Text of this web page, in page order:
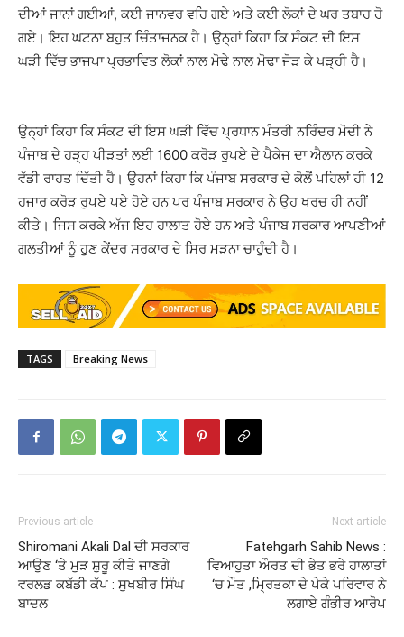
ਦੀਆਂ ਜਾਨਾਂ ਗਈਆਂ, ਕਈ ਜਾਨਵਰ ਵਹਿ ਗਏ ਅਤੇ ਕਈ ਲੋਕਾਂ ਦੇ ਘਰ ਤਬਾਹ ਹੋ
ਗਏ। ਇਹ ਘਟਨਾ ਬਹੁਤ ਚਿੰਤਾਜਨਕ ਹੈ। ਉਨ੍ਹਾਂ ਕਿਹਾ ਕਿ ਸੰਕਟ ਦੀ ਇਸ
ਘੜੀ ਵਿੱਚ ਭਾਜਪਾ ਪ੍ਰਭਾਵਿਤ ਲੋਕਾਂ ਨਾਲ ਮੋਢੇ ਨਾਲ ਮੋਢਾ ਜੋੜ ਕੇ ਖੜ੍ਹੀ ਹੈ।
ਉਨ੍ਹਾਂ ਕਿਹਾ ਕਿ ਸੰਕਟ ਦੀ ਇਸ ਘੜੀ ਵਿੱਚ ਪ੍ਰਧਾਨ ਮੰਤਰੀ ਨਰਿੰਦਰ ਮੋਦੀ ਨੇ
ਪੰਜਾਬ ਦੇ ਹੜ੍ਹ ਪੀੜਤਾਂ ਲਈ 1600 ਕਰੋੜ ਰੁਪਏ ਦੇ ਪੈਕੇਜ ਦਾ ਐਲਾਨ ਕਰਕੇ
ਵੱਡੀ ਰਾਹਤ ਦਿੱਤੀ ਹੈ। ਉਹਨਾਂ ਕਿਹਾ ਕਿ ਪੰਜਾਬ ਸਰਕਾਰ ਦੇ ਕੋਲੋਂ ਪਹਿਲਾਂ ਹੀ 12
ਹਜਾਰ ਕਰੋੜ ਰੁਪਏ ਪਏ ਹੋਏ ਹਨ ਪਰ ਪੰਜਾਬ ਸਰਕਾਰ ਨੇ ਉਹ ਖਰਚ ਹੀ ਨਹੀਂ
ਕੀਤੇ। ਜਿਸ ਕਰਕੇ ਅੱਜ ਇਹ ਹਾਲਾਤ ਹੋਏ ਹਨ ਅਤੇ ਪੰਜਾਬ ਸਰਕਾਰ ਆਪਣੀਆਂ
ਗਲਤੀਆਂ ਨੂੰ ਹੁਣ ਕੇਂਦਰ ਸਰਕਾਰ ਦੇ ਸਿਰ ਮੜਨਾ ਚਾਹੁੰਦੀ ਹੈ।
TAGS Breaking News
Previous article
Shiromani Akali Dal ਦੀ ਸਰਕਾਰ
ਆਉਣ ‘ਤੇ ਮੁੜ ਸ਼ੁਰੂ ਕੀਤੇ ਜਾਣਗੇ
ਵਰਲਡ ਕਬੱਡੀ ਕੱਪ : ਸੁਖਬੀਰ ਸਿੰਘ
ਬਾਦਲ
Next article
Fatehgarh Sahib News :
ਵਿਆਹੁਤਾ ਔਰਤ ਦੀ ਭੇਤ ਭਰੇ ਹਾਲਾਤਾਂ
‘ਚ ਮੌਤ ,ਮ੍ਰਿਤਕਾ ਦੇ ਪੇਕੇ ਪਰਿਵਾਰ ਨੇ
ਲਗਾਏ ਗੰਭੀਰ ਆਰੋਪ